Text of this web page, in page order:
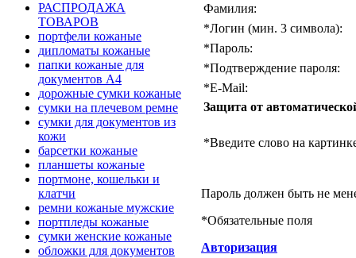
РАСПРОДАЖА
ТОВАРОВ
портфели кожаные
дипломаты кожаные
папки кожаные для
документов А4
дорожные сумки кожаные
сумки на плечевом ремне
сумки для документов из
кожи
барсетки кожаные
планшеты кожаные
портмоне, кошельки и
клатчи
ремни кожаные мужские
портпледы кожаные
сумки женские кожаные
обложки для документов
Фамилия:
*Логин (мин. 3 символа):
*Пароль:
*Подтверждение пароля:
*E-Mail:
Защита от
*Введите слово на
Пароль должен быть не
*Обязательные поля
Авторизация